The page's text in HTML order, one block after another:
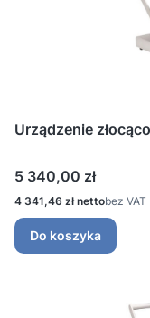
Urządzenie
Cena
5 340,00 zł
Cena
4 341,46 zł bez VAT
Do koszyka